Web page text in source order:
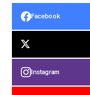
Facebook
Instagram